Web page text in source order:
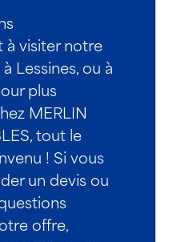
à visiter notre
Lessines, ou à
plus
MERLIN
tout le
! Si vous
un devis ou
offre,